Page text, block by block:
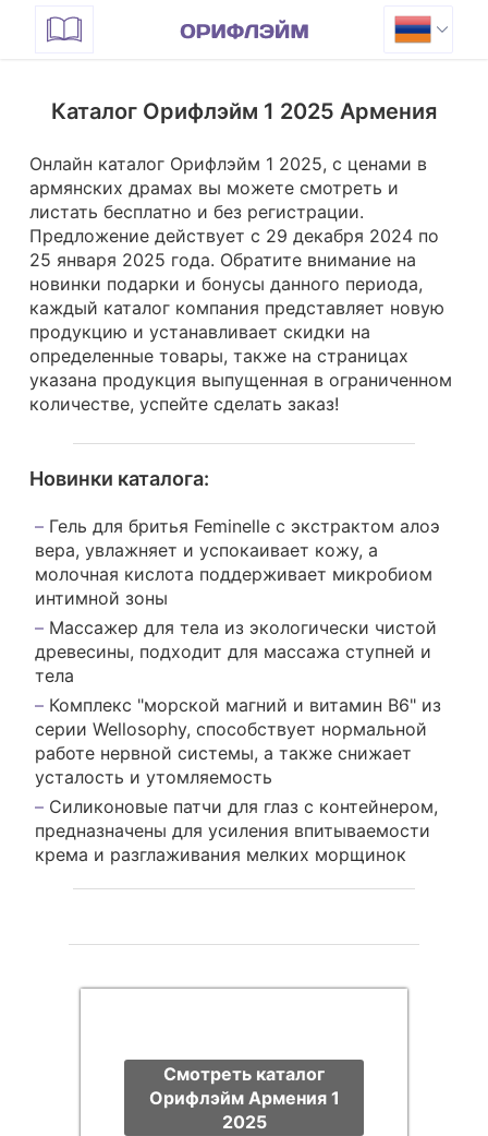
Каталог Орифлэйм 1 2025 Армения
Онлайн каталог Орифлэйм 1 2025, с ценами в
армянских драмах вы можете смотреть и
листать бесплатно и без регистрации.
Предложение действует с 29 декабря 2024 по
25 января 2025 года. Обратите внимание на
новинки подарки и бонусы данного периода,
каждый каталог компания представляет новую
продукцию и устанавливает скидки на
определенные товары, также на страницах
указана продукция выпущенная в ограниченном
количестве, успейте сделать заказ!
Новинки каталога:
Гель для бритья Feminelle с экстрактом алоэ
вера, увлажняет и успокаивает кожу, а
молочная кислота поддерживает микробиом
интимной зоны
Массажер для тела из экологически чистой
древесины, подходит для массажа ступней и
тела
Комплекс "морской магний и витамин В6" из
серии Wellosophy, способствует нормальной
работе нервной системы, а также снижает
усталость и утомляемость
Силиконовые патчи для глаз с контейнером,
предназначены для усиления впитываемости
крема и разглаживания мелких морщинок
Смотреть каталог
Орифлэйм Армения 1
2025